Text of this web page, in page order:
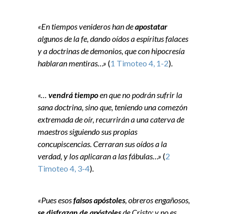
«En tiempos venideros han deapostatar
algunos de la fe, dando oídos a espíritus falaces
y a doctrinas de demonios, que con hipocresía
hablaran mentiras…» (1 Timoteo 4, 1-2).
«… vendrá tiempoen que no podrán sufrir la
sana doctrina, sino que, teniendo una comezón
extremada de oír, recurrirán a una caterva de
maestros siguiendo sus propias
concupiscencias. Cerraran sus oídos a la
verdad, y los aplicaran a las fábulas…» (2
Timoteo 4, 3-4).
«Pues esosfalsos apóstoles, obreros engañosos,